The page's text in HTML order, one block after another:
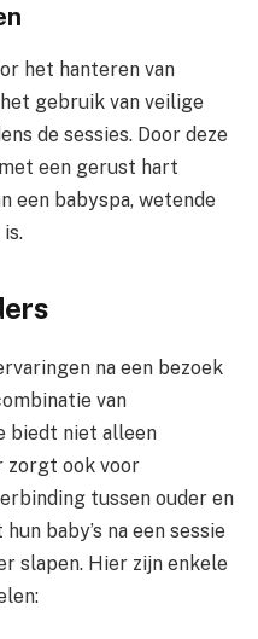
het hanteren van
gebruik van veilige
de sessies. Door deze
een gerust hart
een babyspa, wetende
na een bezoek
van
biedt niet alleen
zorgt ook voor
tussen ouder en
baby’s na een sessie
slapen. Hier zijn enkele